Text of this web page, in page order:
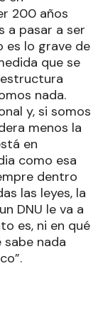
200 años
a pasar a ser
es lo grave de
que se
nada.
y, si somos
menos la
en
como esa
dentro
las leyes, la
DNU le va a
es, ni en qué
sabe nada